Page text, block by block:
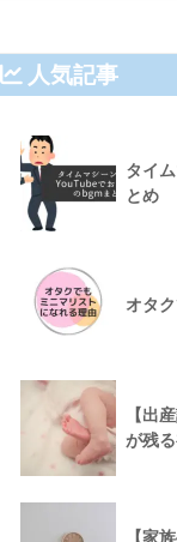
人気記事
タイ
とめ
オタ
【出
が残
【家